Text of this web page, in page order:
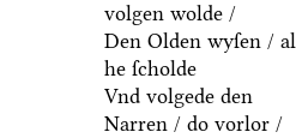
volgen wolde /
Den Olden wyſen /
he ſcholde
Vnd volgede den
Narren / do vorlor /